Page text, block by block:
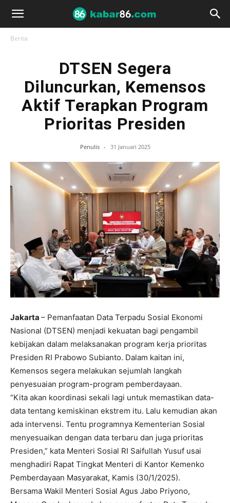
Berita
DTSEN Segera
Diluncurkan, Kemensos
Aktif Terapkan Program
Prioritas Presiden
Penulis - 31 Januari 2025
Jakarta – Pemanfaatan Data Terpadu Sosial Ekonomi
Nasional (DTSEN) menjadi kekuatan bagi pengambil
kebijakan dalam melaksanakan program kerja prioritas
Presiden RI Prabowo Subianto. Dalam kaitan ini,
Kemensos segera melakukan sejumlah langkah
penyesuaian program-program pemberdayaan.
“Kita akan koordinasi sekali lagi untuk memastikan data-
data tentang kemiskinan ekstrem itu. Lalu kemudian akan
ada intervensi. Tentu programnya Kementerian Sosial
menyesuaikan dengan data terbaru dan juga prioritas
Presiden,” kata Menteri Sosial RI Saifullah Yusuf usai
menghadiri Rapat Tingkat Menteri di Kantor Kemenko
Pemberdayaan Masyarakat, Kamis (30/1/2025).
Bersama Wakil Menteri Sosial Agus Jabo Priyono,